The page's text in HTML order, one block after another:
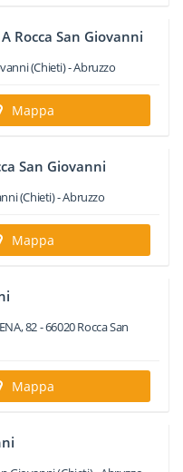
Rocca San Giovanni
(Chieti) -Abruzzo
Mappa
San Giovanni
(Chieti) -Abruzzo
Mappa
82-66020Rocca San
Mappa